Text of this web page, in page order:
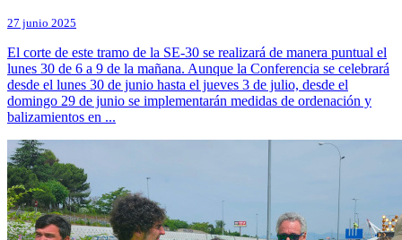
27 junio 2025
El corte de este tramo de la SE-30 se realizará de manera puntual el
lunes 30 de 6 a 9 de la mañana. Aunque la Conferencia se celebrará
desde el lunes 30 de junio hasta el jueves 3 de julio, desde el
domingo 29 de junio se implementarán medidas de ordenación y
balizamientos en ...